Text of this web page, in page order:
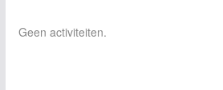
Geen activiteiten.